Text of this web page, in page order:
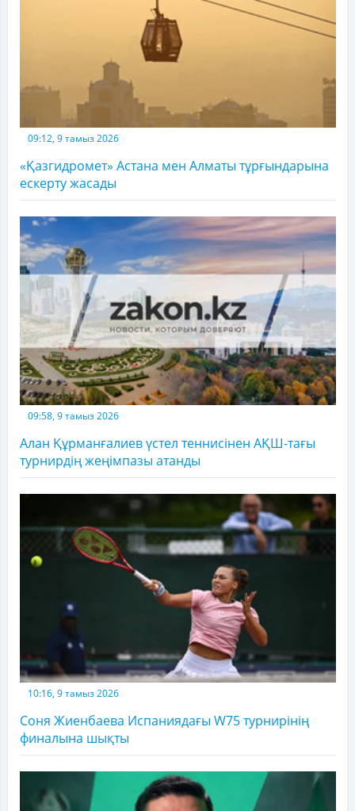
09:12, 9 тамыз 2026
«Қазгидромет» Астана мен Алматы тұрғындарына
ескерту жасады
09:58, 9 тамыз 2026
Алан Құрманғалиев үстел теннисінен АҚШ-тағы
турнирдің жеңімпазы атанды
10:16, 9 тамыз 2026
Соня Жиенбаева Испаниядағы W75 турнирінің
финалына шықты